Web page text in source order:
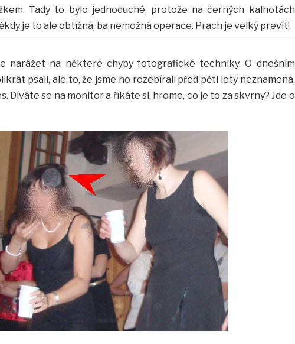
Tady to bylo jednoduché, protože na černých kalhotách
je to ale obtížná, ba nemožná operace. Prach je velký prevít!
narážet na některé chyby fotografické techniky. O dnešním
psali, ale to, že jsme ho rozebírali před pěti lety neznamená,
Díváte se na monitor a říkáte si, hrome, co je to za skvrny? Jde o